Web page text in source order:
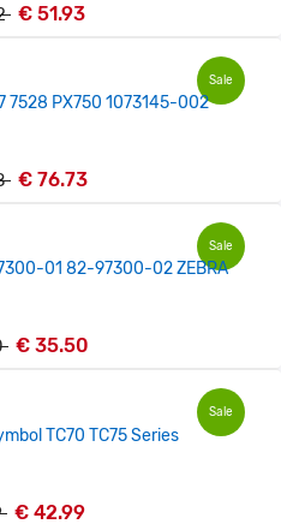
€ 51.93
Sale
7528 PX750 1073145-002
€ 76.73
Sale
01 82-97300-02 ZEBRA
€ 35.50
Sale
TC70 TC75 Series
€ 42.99